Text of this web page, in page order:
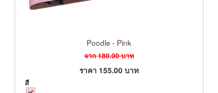
Poodle - Pink
จาก180.00บาท
ราคา 155.00 บาท
สี